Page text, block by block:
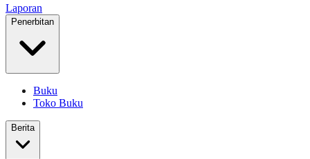
Laporan
Penerbitan
Buku
Toko Buku
Berita